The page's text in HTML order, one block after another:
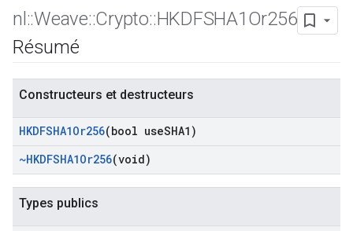
nl ::Weave::Crypto::HKDFSHA1Or256
Résumé
Constructeurs et destructeurs
HKDFSHA1Or256(bool useSHA1)
~HKDFSHA1Or256(void)
Types publics